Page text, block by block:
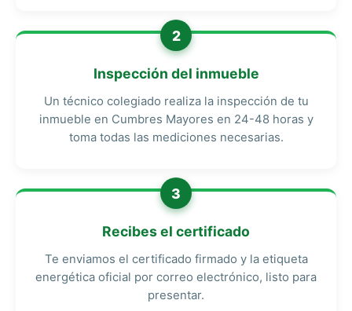
2
Inspección del inmueble
Un técnico colegiado realiza la inspección de tu
inmueble en Cumbres Mayores en 24-48 horas y
toma todas las mediciones necesarias.
3
Recibes el certificado
Te enviamos el certificado firmado y la etiqueta
energética oficial por correo electrónico, listo para
presentar.